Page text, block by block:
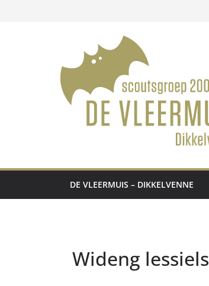
DE VLEERMUIS – DIKKELVENNE
Wideng lessiels